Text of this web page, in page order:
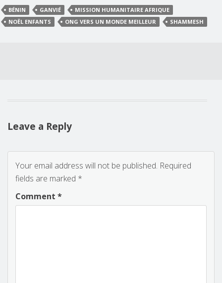
BÉNIN GANVIÉ
MISSION HUMANITAIRE AFRIQUE
NOËL ENFANTS
ONG VERS UN MONDE MEILLEUR SHAMMESH
Leave a Reply
Your email address will not be published. Required
fields are marked *
Comment *